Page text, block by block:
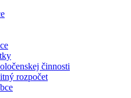
činnosti
rozpočet